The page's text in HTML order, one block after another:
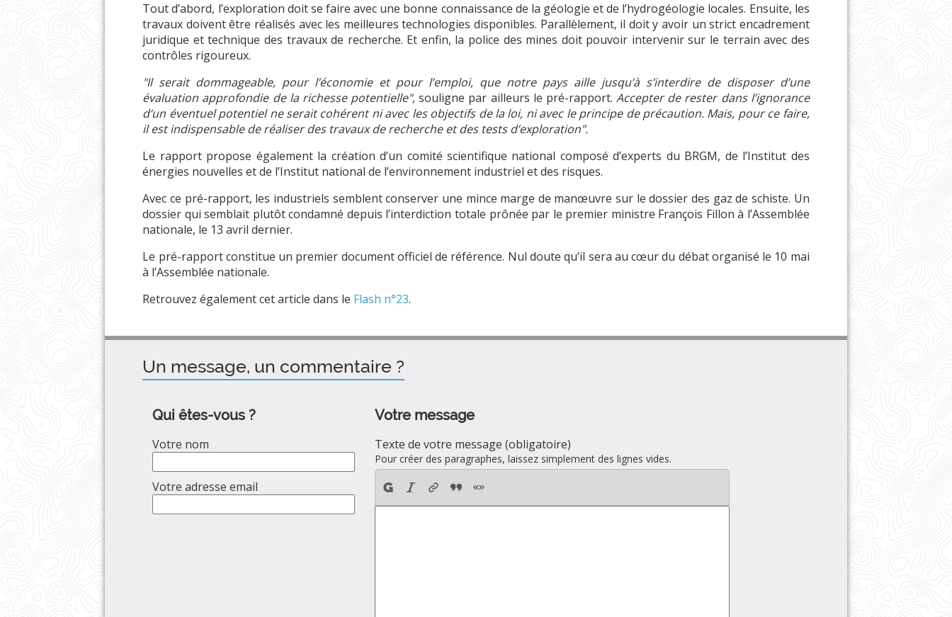
Tout d’abord, l’exploration doit se faire avec une bonne connaissance de la géologie et de l’hydrogéologie locales. Ensuite, les
travaux doivent être réalisés avec les meilleures technologies disponibles. Parallèlement, il doit y avoir un strict encadrement
juridique et technique des travaux de recherche. Et enfin, la police des mines doit pouvoir intervenir sur le terrain avec des
contrôles rigoureux.
"Il serait dommageable, pour l’économie et pour l’emploi, que notre pays aille jusqu’à s’interdire de disposer d’une
évaluation approfondie de la richesse potentielle", souligne par ailleurs le pré-rapport.Accepter de rester dans l’ignorance
d’un éventuel potentiel ne serait cohérent ni avec les objectifs de la loi, ni avec le principe de précaution. Mais, pour ce faire,
il est indispensable de réaliser des travaux de recherche et des tests d’exploration".
Le rapport propose également la création d’un comité scientifique national composé d’experts du BRGM, de l’Institut des
énergies nouvelles et de l’Institut national de l’environnement industriel et des risques.
Avec ce pré-rapport, les industriels semblent conserver une mince marge de manœuvre sur le dossier des gaz de schiste. Un
dossier qui semblait plutôt condamné depuis l’interdiction totale prônée par le premier ministre François Fillon à l’Assemblée
nationale, le 13 avril dernier.
Le pré-rapport constitue un premier document officiel de référence. Nul doute qu’il sera au cœur du débat organisé le 10 mai
à l’Assemblée nationale.
Retrouvez également cet article dans le Flash n°23.
Un message, un commentaire ?
Qui êtes-vous ?
Votre nom
Votre adresse email
Votre message
Texte de votre message (obligatoire)
Pour créer des paragraphes, laissez simplement des lignes vides.